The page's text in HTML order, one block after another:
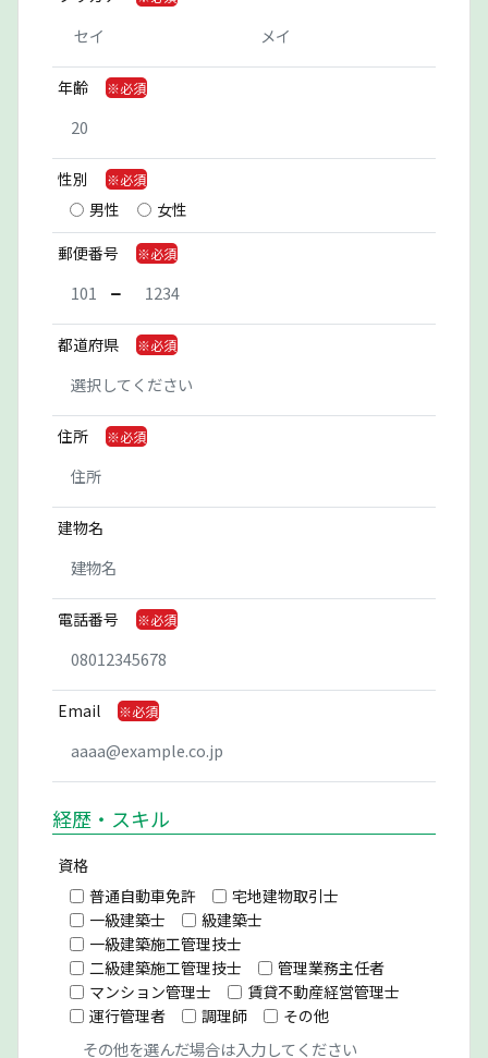
年齢
性別
男性
女性
郵便番号
都道府県
住所
建物名
電話番号
Email
経歴・スキル
資格
普通自動車免許
宅地建物取引士
一級建築士
級建築士
一級建築施工管理技士
二級建築施工管理技士
管理業務主任者
マンション管理士
賃貸不動産経営管理士
運行管理者
調理師 その他